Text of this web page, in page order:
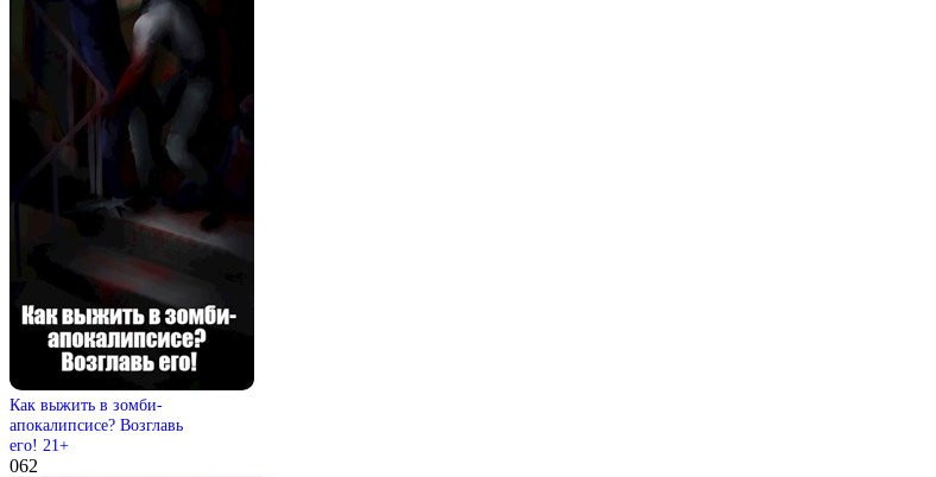
Как выжить в зомби-
апокалипсисе? Возглавь
его! 21+
062